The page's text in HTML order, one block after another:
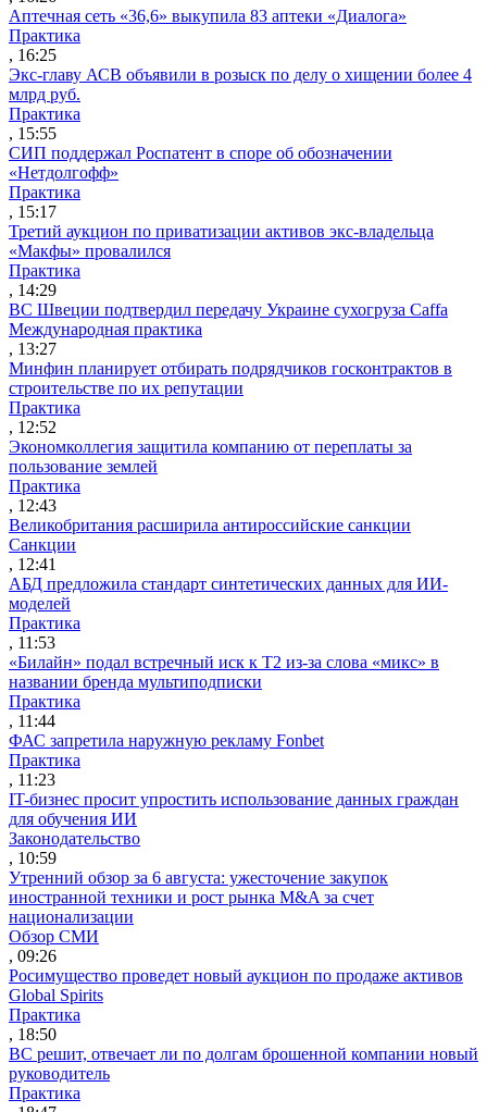
Аптечная сеть «36,6» выкупила 83 аптеки «Диалога»
Практика
, 16:25
Экс-главу АСВ объявили в розыск по делу о хищении более 4
млрд руб.
Практика
, 15:55
СИП поддержал Роспатент в споре об обозначении
«Нетдолгофф»
Практика
, 15:17
Третий аукцион по приватизации активов экс-владельца
«Макфы» провалился
Практика
, 14:29
ВС Швеции подтвердил передачу Украине сухогруза Caffa
Международная практика
, 13:27
Минфин планирует отбирать подрядчиков госконтрактов в
строительстве по их репутации
Практика
, 12:52
Экономколлегия защитила компанию от переплаты за
пользование землей
Практика
, 12:43
Великобритания расширила антироссийские санкции
Санкции
, 12:41
АБД предложила стандарт синтетических данных для ИИ-
моделей
Практика
, 11:53
«Билайн» подал встречный иск к Т2 из-за слова «микс» в
названии бренда мультиподписки
Практика
, 11:44
ФАС запретила наружную рекламу Fonbet
Практика
, 11:23
IT-бизнес просит упростить использование данных граждан
для обучения ИИ
Законодательство
, 10:59
Утренний обзор за 6 августа: ужесточение закупок
иностранной техники и рост рынка M&A за счет
национализации
Обзор СМИ
, 09:26
Росимущество проведет новый аукцион по продаже активов
Global Spirits
Практика
, 18:50
ВС решит, отвечает ли по долгам брошенной компании новый
руководитель
Практика